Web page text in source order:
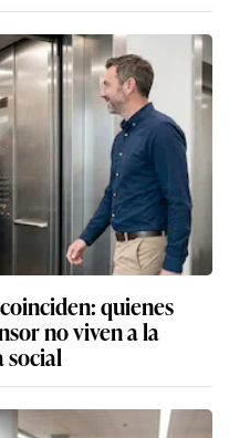
quienes
no viven a la
social